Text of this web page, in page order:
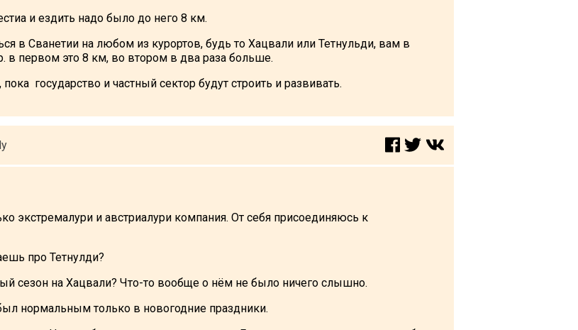
и ездить надо было до него 8 км.
в Сванетии на любом из курортов, будь то Хацвали или Тетнульди, вам в
в первом это 8 км, во втором в два раза больше.
государство и частный сектор будут строить и развивать.
экстремалури и австриалури компания. От себя присоединяюсь к
про Тетнулди?
сезон на Хацвали? Что-то вообще о нём не было ничего слышно.
нормальным только в новогодние праздники.